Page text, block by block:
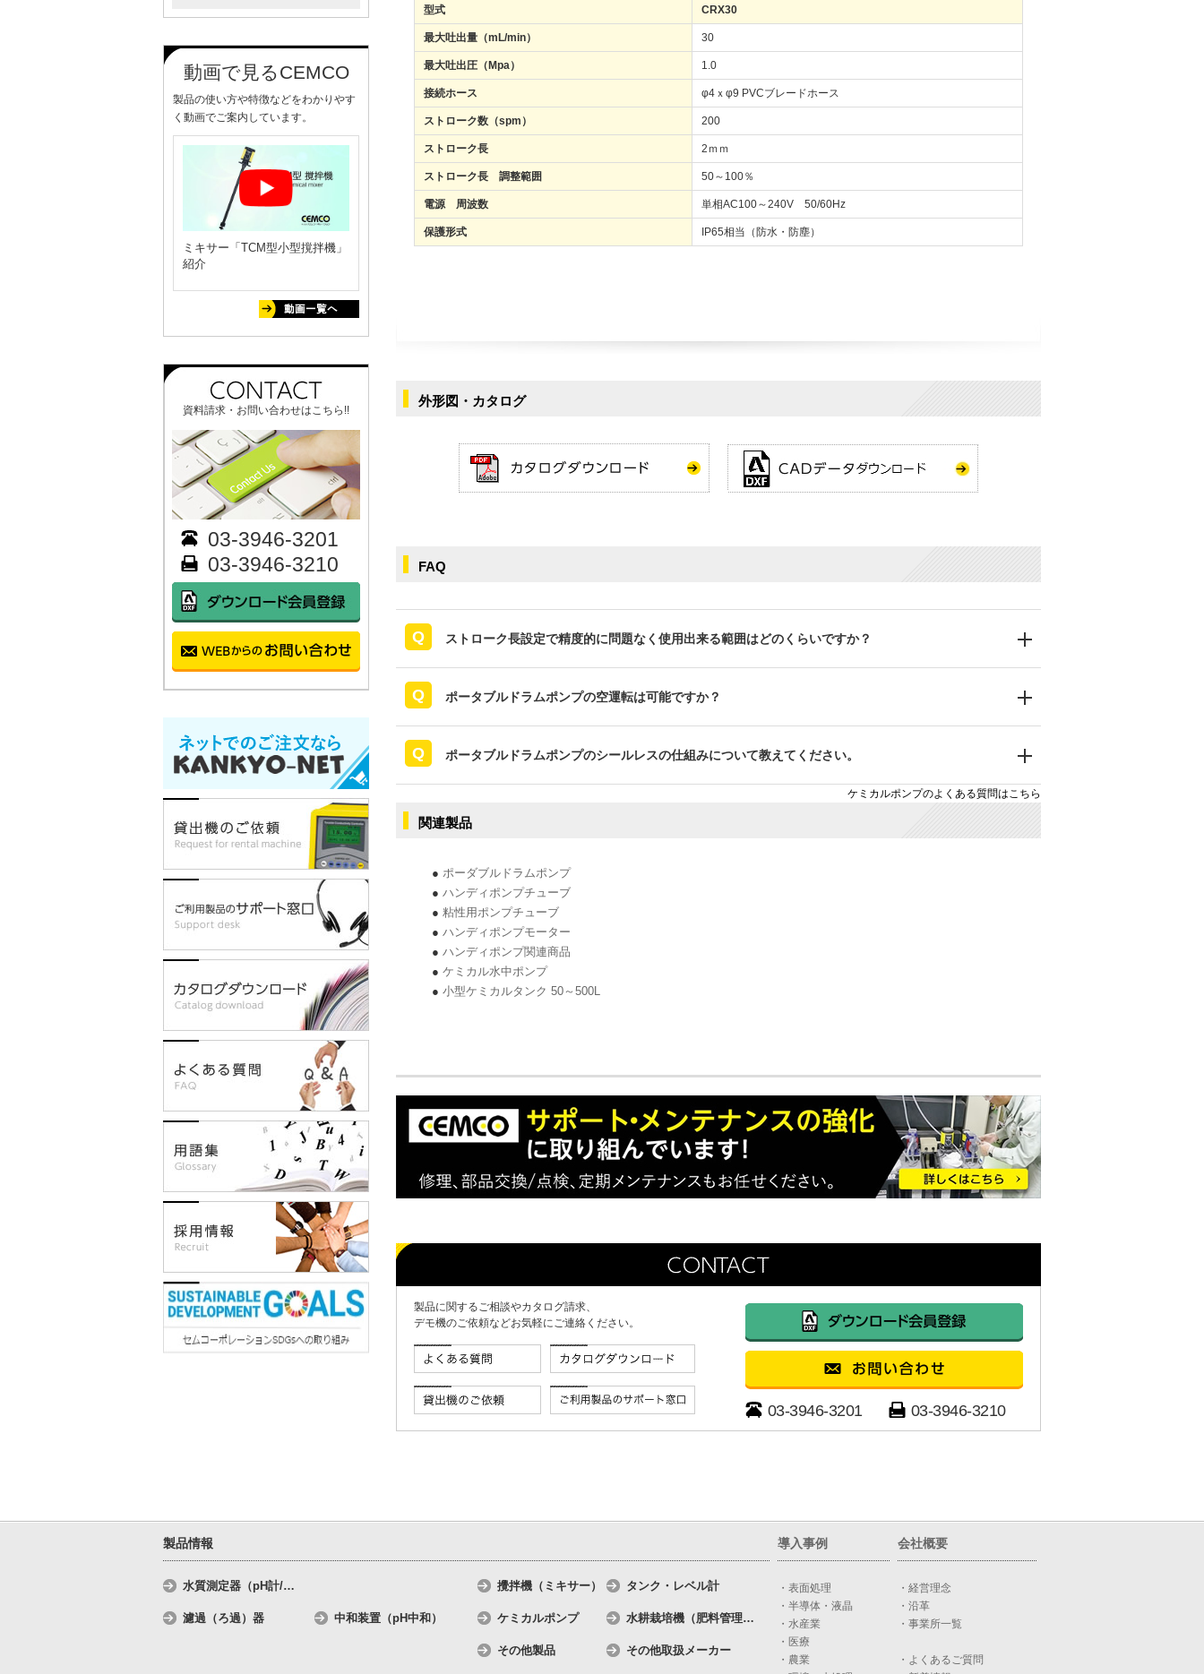
動画で見るCEMCO
製品の使い方や特徴などをわかりやす
く動画でご案内しています。
ミキサー「TCM型小型撹拌機」
紹介
資料請求・お問い合わせはこちら!!
03-3946-3201
03-3946-3210
型式 CRX30
最大吐出量（mL/min） 30
最大吐出圧（Mpa） 1.0
接続ホース φ4ｘφ9 PVCブレードホース
ストローク数（spm） 200
ストローク長 2ｍｍ
ストローク長 調整範囲 50～100％
電源 周波数 単相AC100～240V 50/60Hz
保護形式 IP65相当（防水・防塵）
外形図・カタログ
FAQ
ストローク長設定で精度的に問題なく使用出来る範囲はどのくらいですか？
ポータブルドラムポンプの空運転は可能ですか？
ポータブルドラムポンプのシールレスの仕組みについて教えてください。
ケミカルポンプのよくある質問はこちら
関連製品
● ポーダブルドラムポンプ
● ハンディポンプチューブ
● 粘性用ポンプチューブ
● ハンディポンプモーター
● ハンディポンプ関連商品
● ケミカル水中ポンプ
● 小型ケミカルタンク 50～500L
03-3946-3201 03-3946-3210
製品に関するご相談やカタログ請求、
デモ機のご依頼などお気軽にご連絡ください。
製品情報
水質測定器（pH計/…
濾過（ろ過）器 中和装置（pH中和）
攪拌機（ミキサー） タンク・レベル計
ケミカルポンプ 水耕栽培機（肥料管理…
その他製品 その他取扱メーカー
導入事例 会社概要
・表面処理
・経営理念
・半導体・液晶
・沿革
・水産業
・事業所一覧
・医療
・農業
・よくあるご質問